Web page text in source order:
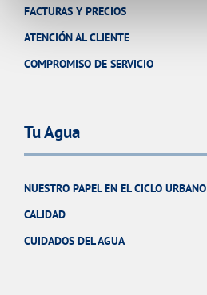
FACTURAS Y PRECIOS
ATENCIÓN AL CLIENTE
COMPROMISO DE SERVICIO
Tu Agua
NUESTRO PAPEL EN EL CICLO URBANO
CALIDAD
CUIDADOS DEL AGUA